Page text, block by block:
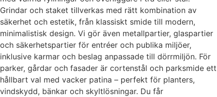
Grindar och staket tillverkas med rätt kombination av
säkerhet och estetik, från klassiskt smide till modern,
minimalistisk design. Vi gör även metallpartier, glaspartier
och säkerhetspartier för entréer och publika miljöer,
inklusive karmar och beslag anpassade till dörrmiljön. För
parker, gårdar och fasader är cortenstål och parksmide ett
hållbart val med vacker patina – perfekt för planters,
vindskydd, bänkar och skyltlösningar. Du får